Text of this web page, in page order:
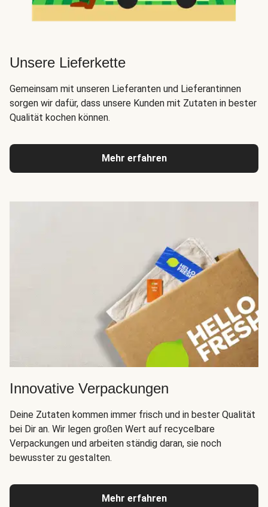
Unsere Lieferkette
Gemeinsam mit unseren Lieferanten und Lieferantinnen
sorgen wir dafür, dass unsere Kunden mit Zutaten in bester
Qualität kochen können.
Mehr erfahren
Innovative Verpackungen
Deine Zutaten kommen immer frisch und in bester Qualität
bei Dir an. Wir legen großen Wert auf recycelbare
Verpackungen und arbeiten ständig daran, sie noch
bewusster zu gestalten.
Mehr erfahren